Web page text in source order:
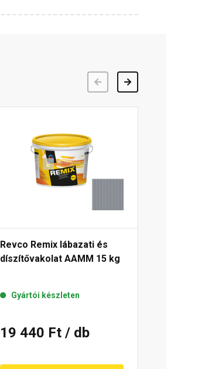
Revco Remix lábazati és
díszítővakolat AAMM 15 kg
Gyártói készleten
19 440 Ft / db